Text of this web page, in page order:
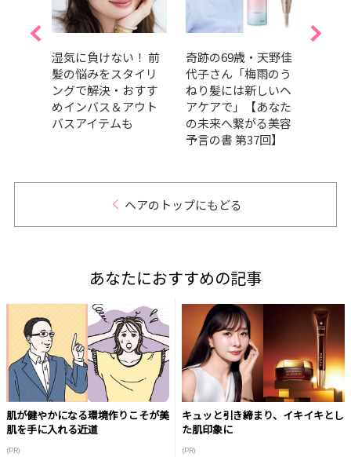
湿気に負けない！ 前
髪の悩みをスタイリ
ングで解決・おすす
めインバス＆アウト
バスアイテムも
奇跡の69歳・天野佳
代子さん「梅雨のう
ねり髪には新しいヘ
アケアで」【あなた
の未来へ繋がる美容
予言の書 第37回】
ヘアのトップにもどる
あなたにおすすめの記事
肌が健やかになる環境作りこそが美
肌を手に入れる近道
(PR)
キュッと引き締まり、イキイキとし
た肌印象に
(PR)